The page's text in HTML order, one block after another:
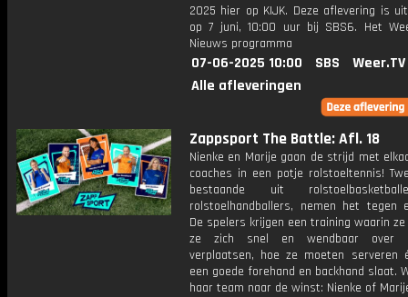
2025 hier op KIJK. Deze aflevering is
op 7 juni, 10:00 uur bij SBS6. Het
Nieuws programma
07-06-2025 10:00 SBS
Weer.TV
Alle afleveringen
Zappsport The Battle: Afl. 18
Nienke en Marije gaan de strijd met
coaches in een potje rolstoeltennis!
bestaande uit
rolstoelhandballers, nemen het tegen
De spelers krijgen een training waarin
ze zich snel en wendbaar over
verplaatsen, hoe ze moeten serveren
een goede forehand en backhand slaat.
haar team naar de winst: Nienke of